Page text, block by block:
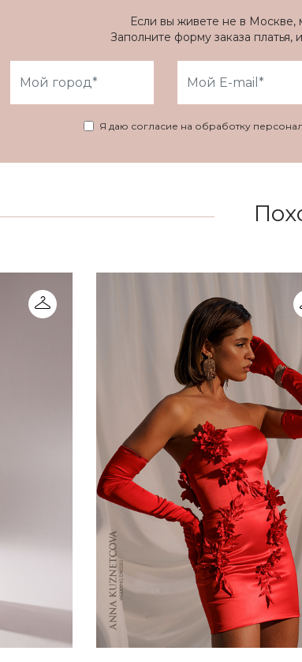
Если вы живете не в
Заполните форму заказа
Я даю согласие на обработку